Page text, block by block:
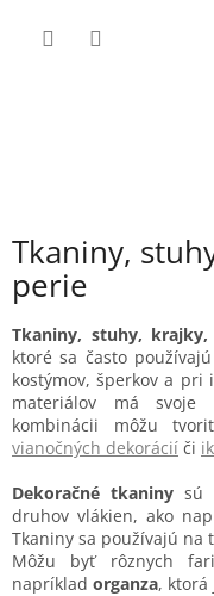
Tkaniny,
perie
Tkaniny, stuhy,
ktoré sa často
kostýmov, šperkov a pri
materiálov má svoje
kombinácii môžu
vianočných dekorácií či
Dekoračné tkaniny sú
druhov vlákien, ako
Tkaniny sa používajú na
Môžu byť rôznych
napríklad organza,